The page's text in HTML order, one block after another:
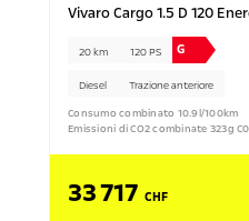
Vivaro Cargo 1.5 D 120
20 km 120 PS G
Diesel Trazione anteriore
Consumo combinato 10.9l/100km
Emissioni di CO2 combinate 323g
33 717 CHF